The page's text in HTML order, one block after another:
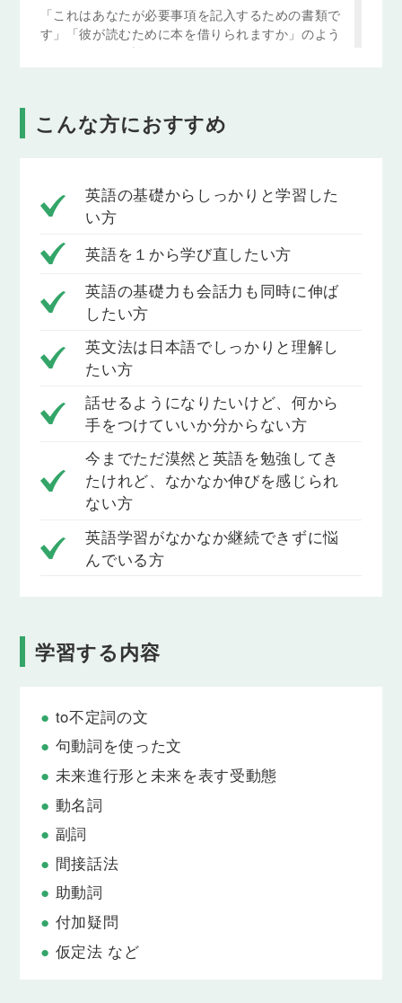
「これはあなたが必要事項を記入するための書類で
す」「彼が読むために本を借りられますか」のよう
に、ある動作が誰のために行われるのかを明確にし
used to, wouldを使った文
て伝えられるようになります。
不定詞の否定形
しないよう努力します」など、否定的な意思や行動
について伝えられるようになります。
Lesson 5
have got to ~ / ought to ~ を使った文
「～しなければなりません」「～したほうがいい/す
るべきです」のように、すべきことなどについて伝
えられるようになります。
Lesson 6
be supposed to ~ を使った文
「～することになっています」「～してはいけない
ことになっています」のように、予定や規則、義
務、取り決めなどについて伝えられるようになりま
「スマホに問題があるようです」「解決策はないよ
Lesson 8
形式目的語 it を伴うto不定詞の文
「オフィスで働くのはつまらないと気づきました」
うに、不定詞を使用した自分の感情や意見を伝える
表現を身につけることができます。
Lesson 9
句動詞を使った文①
"catch up with"や"turn on"などの句動詞を使って英
語の表現力を磨き、より自然な言い回しで相手に伝
えることができるようになります。
こんな方におすすめ
英語の基礎からしっかりと学習した
い方
英語を１から学び直したい方
英語の基礎力も会話力も同時に伸ば
したい方
英文法は日本語でしっかりと理解し
たい方
話せるようになりたいけど、何から
手をつけていいか分からない方
今までただ漠然と英語を勉強してき
たけれど、なかなか伸びを感じられ
ない方
英語学習がなかなか継続できずに悩
んでいる方
学習する内容
to不定詞の文
句動詞を使った文
未来進行形と未来を表す受動態
動名詞
副詞
間接話法
助動詞
付加疑問
仮定法 など